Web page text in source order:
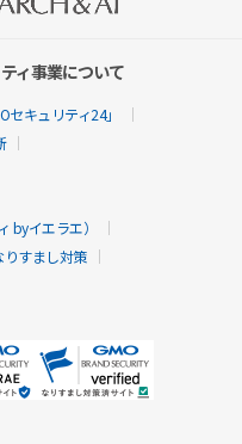
ィ事業について
キュリティ24」
byイエラエ）
りすまし対策